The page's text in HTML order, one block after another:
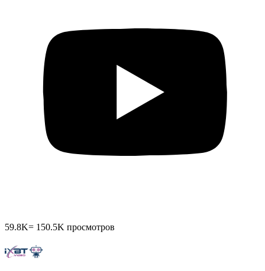
59.8K= 150.5K просмотров